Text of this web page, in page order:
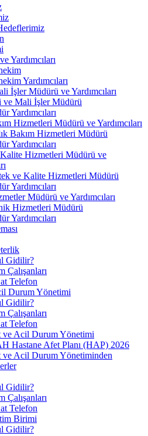
Yardımcıları
Yardımcıları
İşler Müdürü ve Yardımcıları
ve Mali İşler Müdürü
Yardımcıları
Hizmetleri Müdürü ve Yardımcıları
Bakım Hizmetleri Müdürü
Yardımcıları
Hizmetleri Müdürü ve
ve Kalite Hizmetleri Müdürü
Yardımcıları
Müdürü ve Yardımcıları
Hizmetleri Müdürü
Yardımcıları
Gidilir?
Çalışanları
Telefon
Durum Yönetimi
Gidilir?
Çalışanları
Telefon
ve Acil Durum Yönetimi
Hastane Afet Planı (HAP) 2026
ve Acil Durum Yönetiminden
Gidilir?
Çalışanları
Telefon
Birimi
Gidilir?